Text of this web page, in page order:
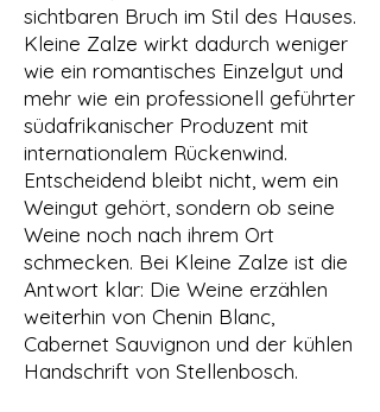
sichtbaren Bruch im Stil des Hauses.
Kleine Zalze wirkt dadurch weniger
wie ein romantisches Einzelgut und
mehr wie ein professionell geführter
südafrikanischer Produzent mit
internationalem Rückenwind.
Entscheidend bleibt nicht, wem ein
Weingut gehört, sondern ob seine
Weine noch nach ihrem Ort
schmecken. Bei Kleine Zalze ist die
Antwort klar: Die Weine erzählen
weiterhin von Chenin Blanc,
Cabernet Sauvignon und der kühlen
Handschrift von Stellenbosch.